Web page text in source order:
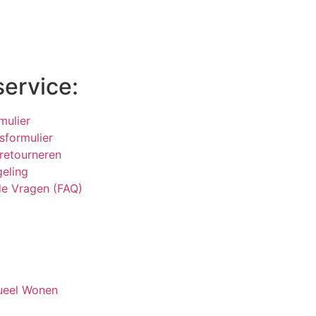
Vragen (FAQ)
Wonen